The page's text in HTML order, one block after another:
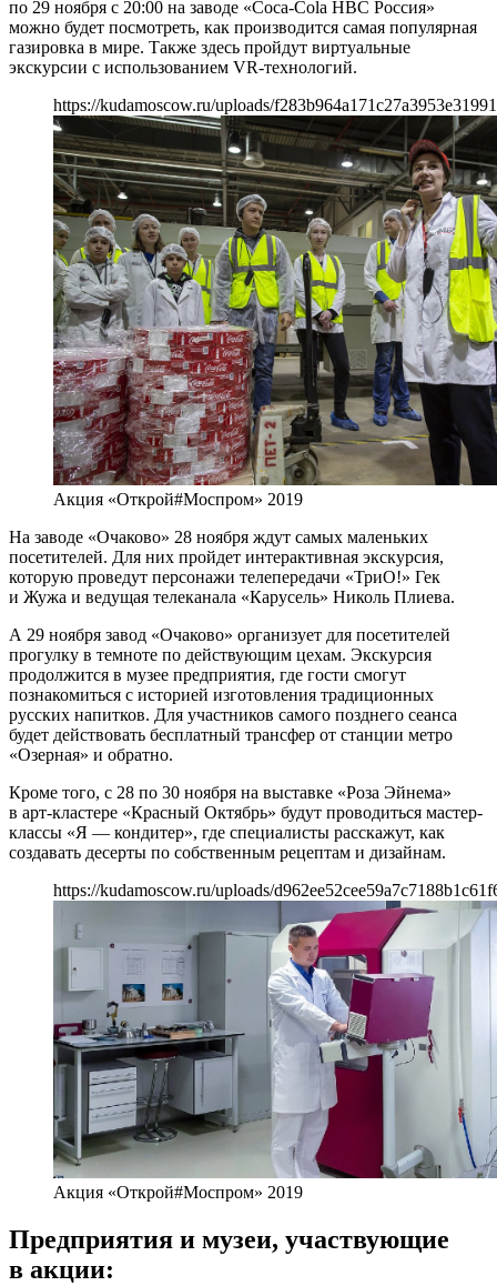
по 29 ноября с 20:00 на заводе «Coca-Cola HBC Россия»
можно будет посмотреть, как производится самая популярная
газировка в мире. Также здесь пройдут виртуальные
экскурсии с использованием VR-технологий.
https://kudamoscow.ru/uploads/
Акция «Открой#Моспром» 2019
На заводе «Очаково» 28 ноября ждут самых маленьких
посетителей. Для них пройдет интерактивная экскурсия,
которую проведут персонажи телепередачи «ТриО!» Гек
и Жужа и ведущая телеканала «Карусель» Николь Плиева.
А 29 ноября завод «Очаково» организует для посетителей
прогулку в темноте по действующим цехам. Экскурсия
продолжится в музее предприятия, где гости смогут
познакомиться с историей изготовления традиционных
русских напитков. Для участников самого позднего сеанса
будет действовать бесплатный трансфер от станции метро
«Озерная» и обратно.
Кроме того, с 28 по 30 ноября на выставке «Роза Эйнема»
в арт-кластере «Красный Октябрь» будут проводиться мастер-
классы «Я — кондитер», где специалисты расскажут, как
создавать десерты по собственным рецептам и дизайнам.
https://kudamoscow.ru/uploads/
Акция «Открой#Моспром» 2019
Предприятия и музеи, участвующие
в акции: